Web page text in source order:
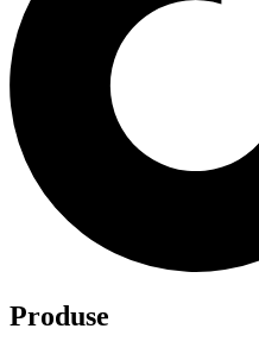
Produse